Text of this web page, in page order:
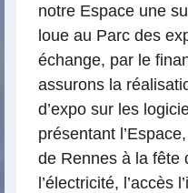
notre Espace une
loue au Parc des
échange, par le
assurons la
d’expo sur les
présentant
de Rennes à la fête
l’électricité, l’accès